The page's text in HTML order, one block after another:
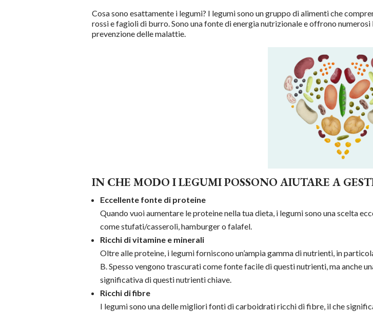
Cosa sono esattamente i legumi? I legumi sono un gruppo di alimenti che
rossi e fagioli di burro. Sono una fonte di energia nutrizionale e offrono
prevenzione delle malattie.
IN CHE MODO I LEGUMI POSSONO AIUTARE A
Eccellente fonte di proteine
Quando vuoi aumentare le proteine nella tua dieta, i legumi sono una scelta
come stufati/casseroli, hamburger o falafel.
Ricchi di vitamine e minerali
Oltre alle proteine, i legumi forniscono un’ampia gamma di nutrienti, in
B. Spesso vengono trascurati come fonte facile di questi nutrienti, ma anche
significativa di questi nutrienti chiave.
Ricchi di fibre
I legumi sono una delle migliori fonti di carboidrati ricchi di fibre, il che